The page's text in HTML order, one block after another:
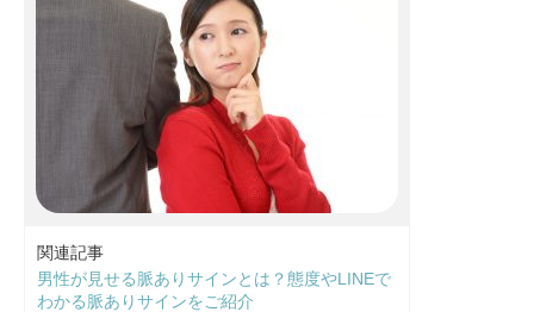
関連記事
男性が見せる脈ありサインとは？態度やLINEで
わかる脈ありサインをご紹介